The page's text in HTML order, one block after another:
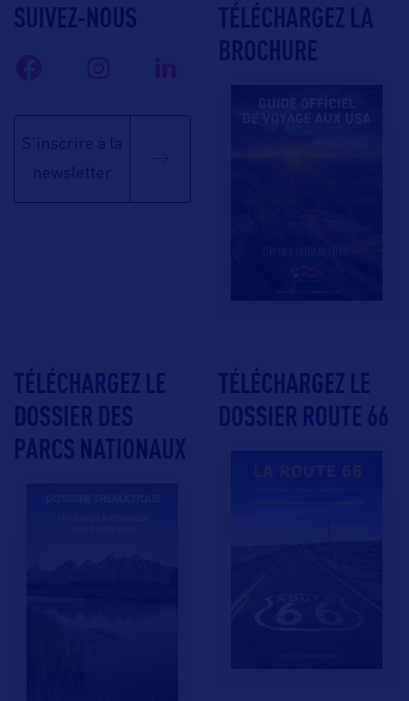
SUIVEZ-NOUS
S'inscrire à la
newsletter
TÉLÉCHARGEZ LA
BROCHURE
TÉLÉCHARGEZ LE
DOSSIER DES
PARCS NATIONAUX
TÉLÉCHARGEZ LE
DOSSIER ROUTE 66